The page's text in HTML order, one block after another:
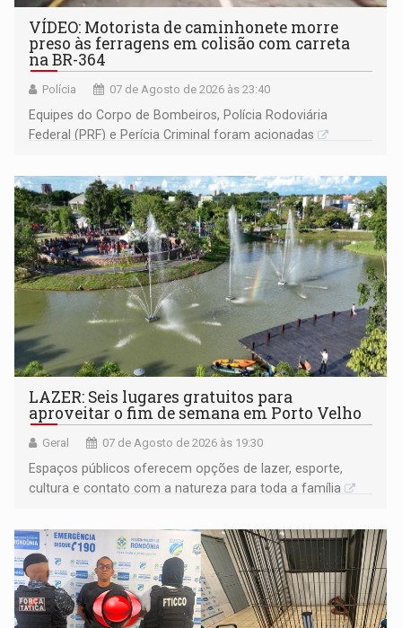
VÍDEO: Motorista de caminhonete morre
preso às ferragens em colisão com carreta
na BR-364
Polícia 07 de Agosto de 2026 às 23:40
Equipes do Corpo de Bombeiros, Polícia Rodoviária
Federal (PRF) e Perícia Criminal foram acionadas
LAZER: Seis lugares gratuitos para
aproveitar o fim de semana em Porto Velho
Geral 07 de Agosto de 2026 às 19:30
Espaços públicos oferecem opções de lazer, esporte,
cultura e contato com a natureza para toda a família